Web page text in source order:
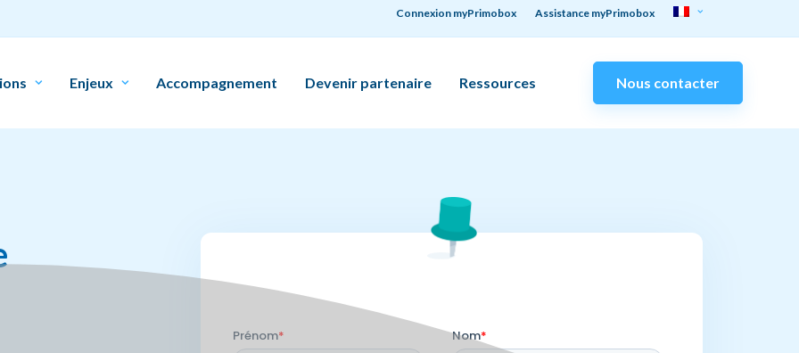
Connexion myPrimobox Assistance myPrimobox
Enjeux Accompagnement Devenir partenaire Ressources Nous contacter